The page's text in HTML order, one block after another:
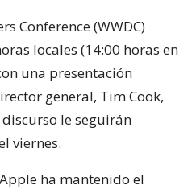
Conference (WWDC)
locales (14:00 horas en
una presentación
general, Tim Cook,
le seguirán
viernes.
ha mantenido el